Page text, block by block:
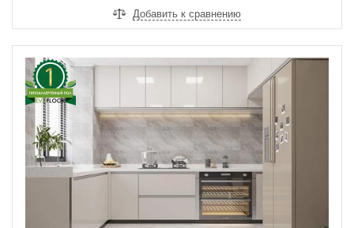
Добавить к сравнению